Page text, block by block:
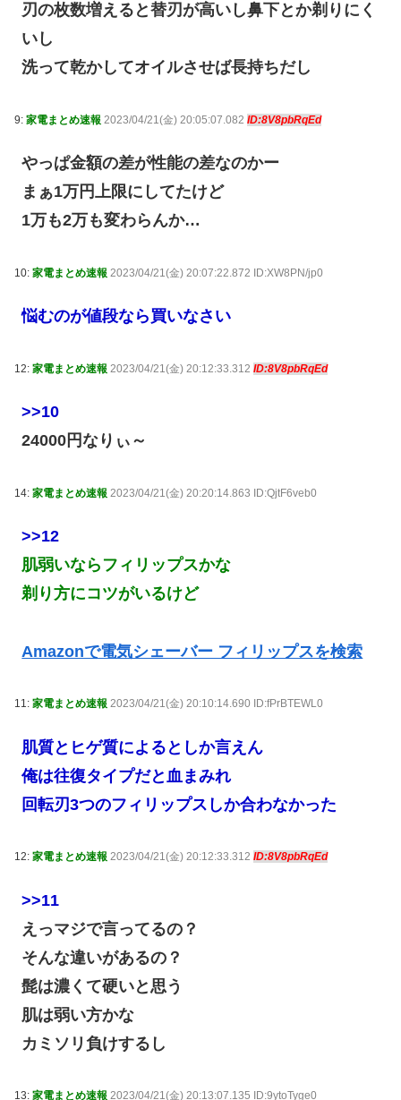
刃の枚数増えると替刃が高いし鼻下とか剃りにく
いし
洗って乾かしてオイルさせば長持ちだし
9: 家電まとめ速報 2023/04/21(金) 20:05:07.082 ID:8V8pbRqEd
やっぱ金額の差が性能の差なのかー
まぁ1万円上限にしてたけど
1万も2万も変わらんか…
10: 家電まとめ速報 2023/04/21(金) 20:07:22.872 ID:XW8PN/jp0
悩むのが値段なら買いなさい
12: 家電まとめ速報 2023/04/21(金) 20:12:33.312 ID:8V8pbRqEd
>>10
24000円なりぃ～
14: 家電まとめ速報 2023/04/21(金) 20:20:14.863 ID:QjtF6veb0
>>12
肌弱いならフィリップスかな
剃り方にコツがいるけど
Amazonで電気シェーバー フィリップスを検索
11: 家電まとめ速報 2023/04/21(金) 20:10:14.690 ID:fPrBTEWL0
肌質とヒゲ質によるとしか言えん
俺は往復タイプだと血まみれ
回転刃3つのフィリップスしか合わなかった
12: 家電まとめ速報 2023/04/21(金) 20:12:33.312 ID:8V8pbRqEd
>>11
えっマジで言ってるの？
そんな違いがあるの？
髭は濃くて硬いと思う
肌は弱い方かな
カミソリ負けするし
13: 家電まとめ速報 2023/04/21(金) 20:13:07.135 ID:9ytoTyge0